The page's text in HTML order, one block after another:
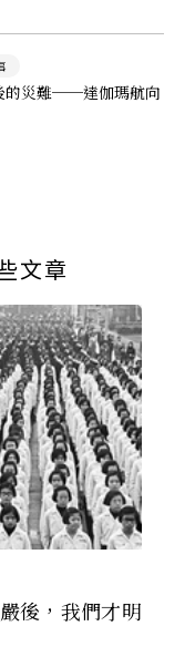
的災難──達伽瑪航向
文章
後，我們才明